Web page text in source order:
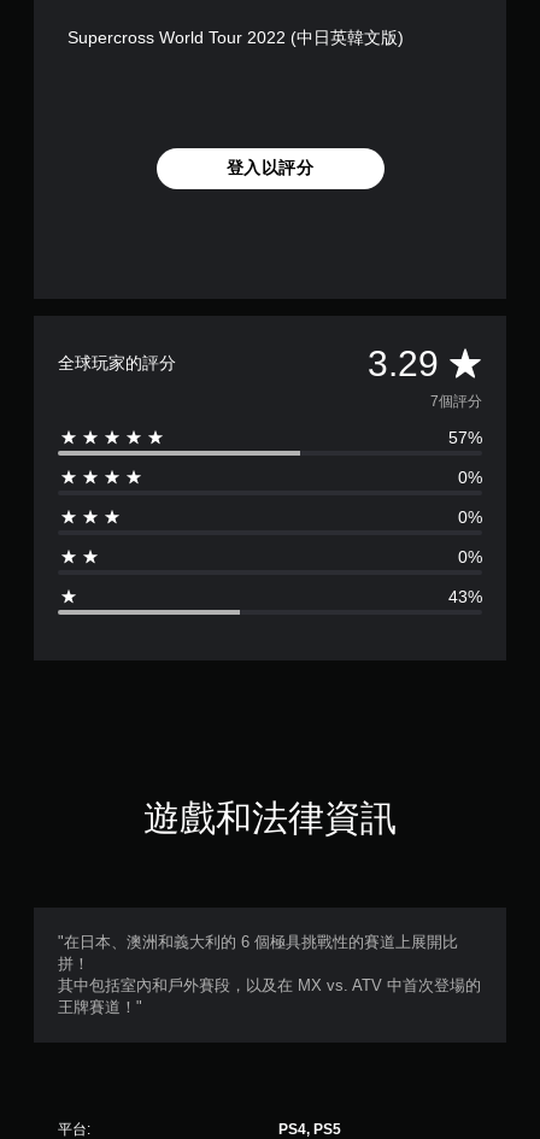
Supercross World Tour 2022 (中日英韓文版)
登入以評分
全球玩家的評分 3.29 平
均
評
分
3
2
分
5
7個評分
57%
0%
0%
0%
43%
遊戲和法律資訊
"在日本、澳洲和義大利的 6 個極具挑戰性的賽道上展開比
拼！
其中包括室內和戶外賽段，以及在 MX vs. ATV 中首次登場的
王牌賽道！"
平台: PS4, PS5